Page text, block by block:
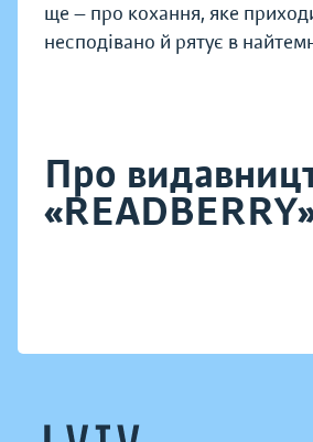
ще — про кохання, яке
несподівано й рятує в
Про